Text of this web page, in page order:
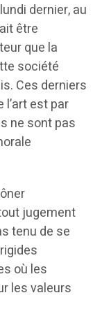
dernier, au
être
que la
société
Ces derniers
est par
ne sont pas
jugement
tenu de se
où les
les valeurs